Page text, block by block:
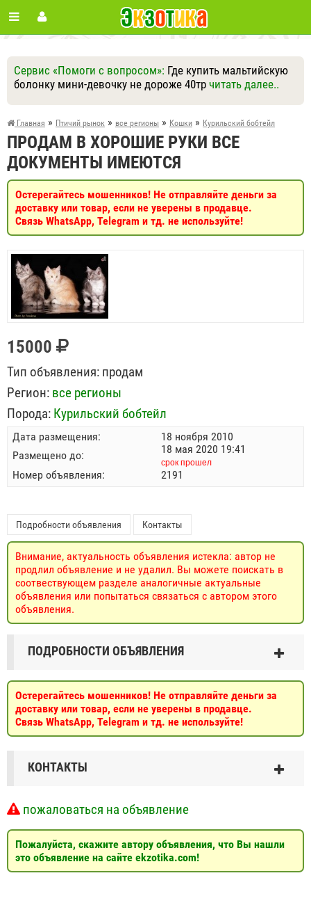
Сервис «Помоги с вопросом»: Где купить мальтийскую
болонку мини-девочку не дороже 40тр читать далее..
Ответить Другие вопросы
Задать вопрос
Главная » Птичий рынок » все регионы » Кошки » Курильский бобтейл
ПРОДАМ В ХОРОШИЕ РУКИ ВСЕ
ДОКУМЕНТЫ ИМЕЮТСЯ
Остерегайтесь мошенников! Не отправляйте деньги за
доставку или товар, если не уверены в продавце.
Связь WhatsApp, Telegram и тд. не используйте!
15000
Тип объявления: продам
Регион: все регионы
Порода: Курильский бобтейл
Дата размещения:
18 ноября 2010
Размещено до:
18 мая 2020 19:41
срок прошел
Номер объявления: 2191
Подробности объявления Контакты
Внимание, актуальность объявления истекла: автор не
продлил объявление и не удалил. Вы можете поискать в
соотвествующем разделе аналогичные актуальные
объявления или попытаться связаться с автором этого
объявления.
ПОДРОБНОСТИ ОБЪЯВЛЕНИЯ
Остерегайтесь мошенников! Не отправляйте деньги за
доставку или товар, если не уверены в продавце.
Связь WhatsApp, Telegram и тд. не используйте!
КОНТАКТЫ
пожаловаться на объявление
Пожалуйста, скажите автору объявления, что Вы нашли
это объявление на сайте ekzotika.com!